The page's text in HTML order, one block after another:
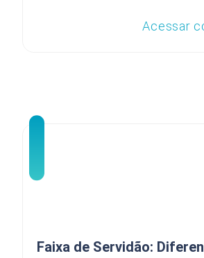
Acessar
Faixa de Servidão: